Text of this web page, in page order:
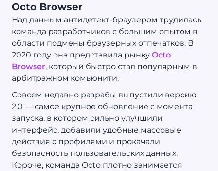
Octo Browser
Над данным антидетект-браузером трудилась
команда разработчиков с большим опытом в
области подмены браузерных отпечатков. В
2020 году она представила рынку Octo
Browser, который быстро стал популярным в
арбитражном комьюнити.
Совсем недавно разрабы выпустили версию
2.0 — самое крупное обновление с момента
запуска, в котором сильно улучшили
интерфейс, добавили удобные массовые
действия с профилями и прокачали
безопасность пользовательских данных.
Короче, команда Octo плотно занимается